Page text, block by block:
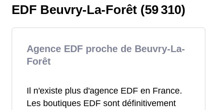
EDF Beuvry-La-Forêt (59 310)
Agence EDF proche de Beuvry-La-
Forêt
Il n'existe plus d'agence EDF en France.
Les boutiques EDF sont définitivement